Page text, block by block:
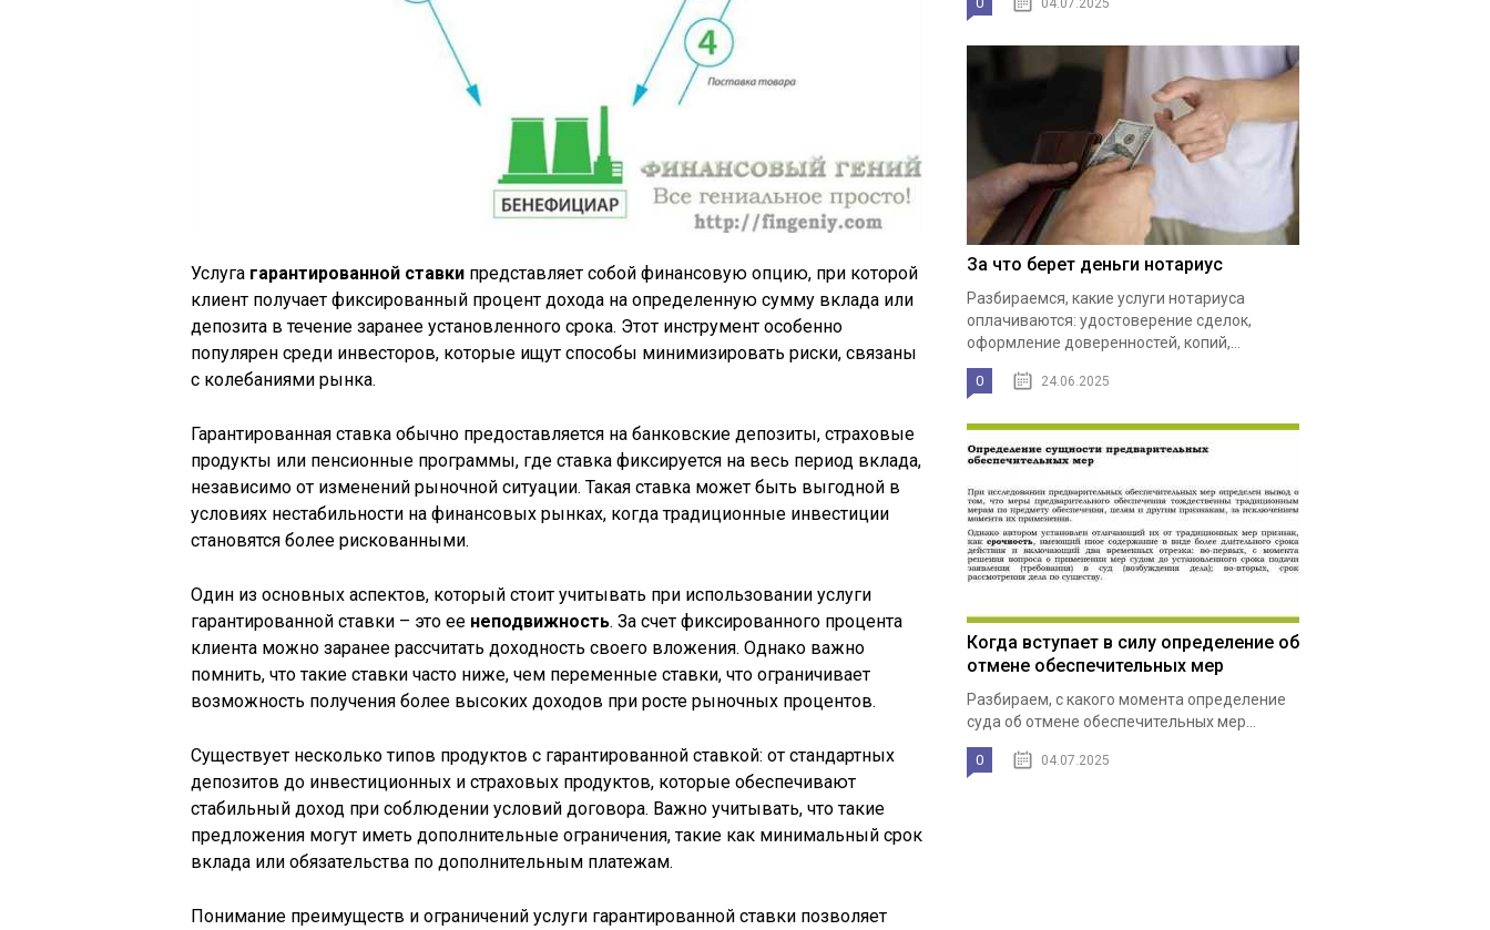
Услуга гарантированной ставки представляет собой финансовую опцию, при которой
клиент получает фиксированный процент дохода на определенную сумму вклада или
депозита в течение заранее установленного срока. Этот инструмент особенно
популярен среди инвесторов, которые ищут способы минимизировать риски, связаны
с колебаниями рынка.
Гарантированная ставка обычно предоставляется на банковские депозиты, страховые
продукты или пенсионные программы, где ставка фиксируется на весь период вклада,
независимо от изменений рыночной ситуации. Такая ставка может быть выгодной в
условиях нестабильности на финансовых рынках, когда традиционные инвестиции
становятся более рискованными.
Один из основных аспектов, который стоит учитывать при использовании услуги
гарантированной ставки – это ее неподвижность. За счет фиксированного процента
клиента можно заранее рассчитать доходность своего вложения. Однако важно
помнить, что такие ставки часто ниже, чем переменные ставки, что ограничивает
возможность получения более высоких доходов при росте рыночных процентов.
Существует несколько типов продуктов с гарантированной ставкой: от стандартных
депозитов до инвестиционных и страховых продуктов, которые обеспечивают
стабильный доход при соблюдении условий договора. Важно учитывать, что такие
предложения могут иметь дополнительные ограничения, такие как минимальный срок
вклада или обязательства по дополнительным платежам.
Понимание преимуществ и ограничений услуги гарантированной ставки позволяет
04.07.2025
За что берет деньги нотариус
Разбираемся, какие услуги нотариуса
оплачиваются: удостоверение сделок,
оформление доверенностей, копий,...
0 24.06.2025
Когда вступает в силу определение об
отмене обеспечительных мер
Разбираем, с какого момента определение
суда об отмене обеспечительных мер...
0 04.07.2025